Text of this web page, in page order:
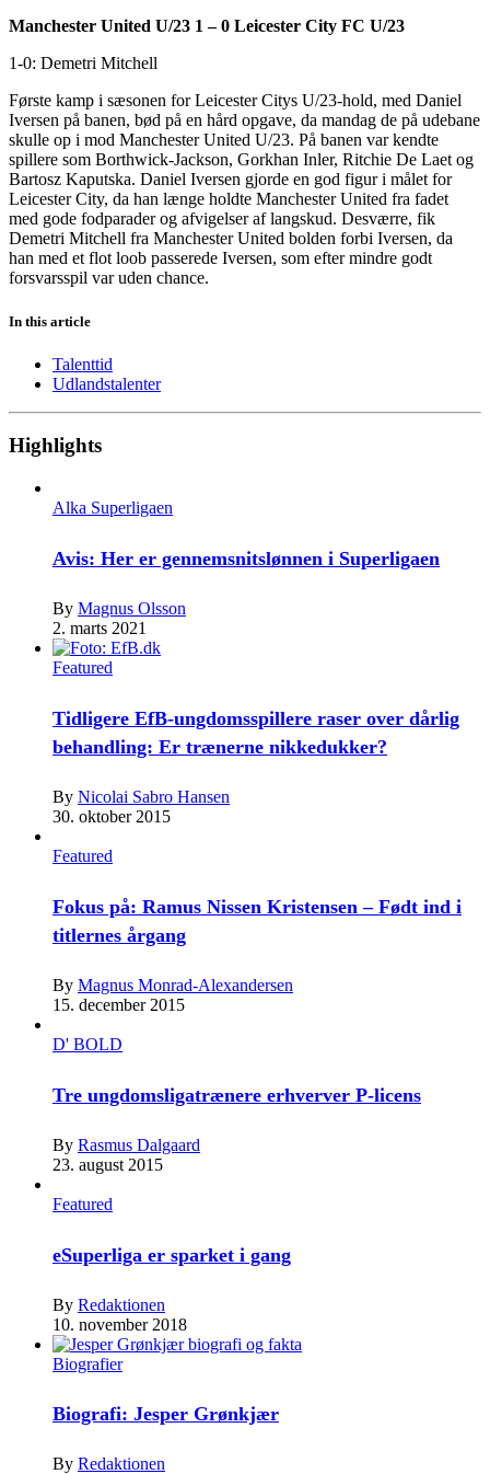
Manchester United U/23 1 – 0 Leicester City FC U/23
1-0: Demetri Mitchell
Første kamp i sæsonen for Leicester Citys U/23-hold, med Daniel
Iversen på banen, bød på en hård opgave, da mandag de på udebane
skulle op i mod Manchester United U/23. På banen var kendte
spillere som Borthwick-Jackson, Gorkhan Inler, Ritchie De Laet og
Bartosz Kaputska. Daniel Iversen gjorde en god figur i målet for
Leicester City, da han længe holdte Manchester United fra fadet
med gode fodparader og afvigelser af langskud. Desværre, fik
Demetri Mitchell fra Manchester United bolden forbi Iversen, da
han med et flot loob passerede Iversen, som efter mindre godt
forsvarsspil var uden chance.
In this article
Talenttid
Udlandstalenter
Highlights
Alka Superligaen
Avis: Her er gennemsnitslønnen i Superligaen
By Magnus Olsson
2. marts 2021
Featured
Tidligere EfB-ungdomsspillere raser over dårlig
behandling: Er trænerne nikkedukker?
By Nicolai Sabro Hansen
30. oktober 2015
Featured
Fokus på: Ramus Nissen Kristensen – Født ind i
titlernes årgang
By Magnus Monrad-Alexandersen
15. december 2015
D' BOLD
Tre ungdomsligatrænere erhverver P-licens
By Rasmus Dalgaard
23. august 2015
Featured
eSuperliga er sparket i gang
By Redaktionen
10. november 2018
Biografier
Biografi: Jesper Grønkjær
By Redaktionen